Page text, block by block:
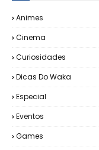
Animes
Cinema
Curiosidades
Dicas Do Waka
Especial
Eventos
Games